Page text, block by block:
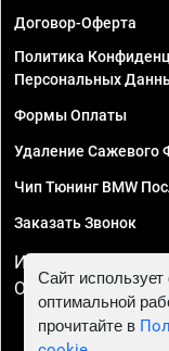
Договор-Оферта
Политика
Персональных
Формы Оплаты
Удаление Сажевого
Чип Тюнинг BMW
Заказать Звонок
ИП Смирнов
ОГРНИП
Сайт
оптимальной
прочитайте в